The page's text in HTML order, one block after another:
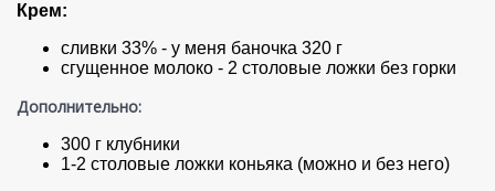
Крем:
сливки 33% - у меня баночка 320 г
сгущенное молоко - 2 столовые ложки без горки
Дополнительно:
300 г клубники
1-2 столовые ложки коньяка (можно и без него)